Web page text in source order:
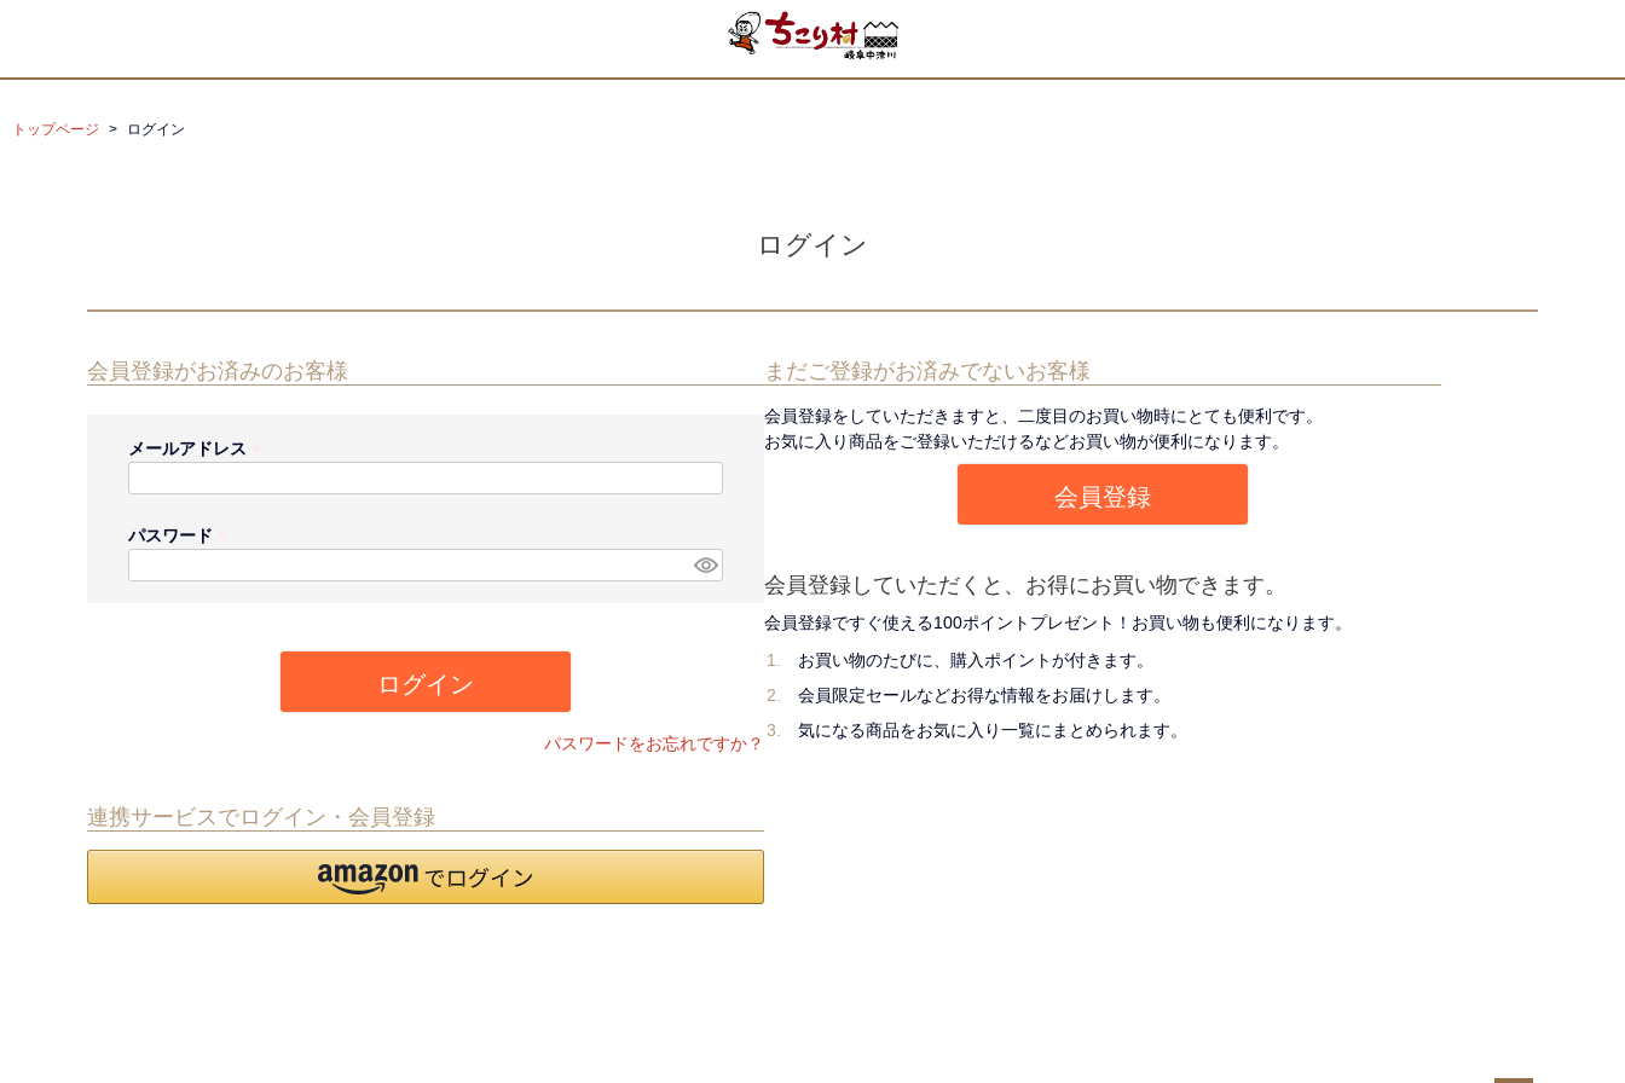
トップページ ログイン
ログイン
会員登録がお済みのお客様
メールアドレス
)
パスワード
ログイン
パスワードをお忘れですか？
連携サービスでログイン・会員登録
まだご登録がお済みでないお客様
会員登録をしていただきますと、二度目のお買い物時にとても便利です。
お気に入り商品をご登録いただけるなどお買い物が便利になります。
会員登録
会員登録していただくと、お得にお買い物できます。
会員登録ですぐ使える100ポイントプレゼント！お買い物も便利になります。
お買い物のたびに、購入ポイントが付きます。
会員限定セールなどお得な情報をお届けします。
気になる商品をお気に入り一覧にまとめられます。